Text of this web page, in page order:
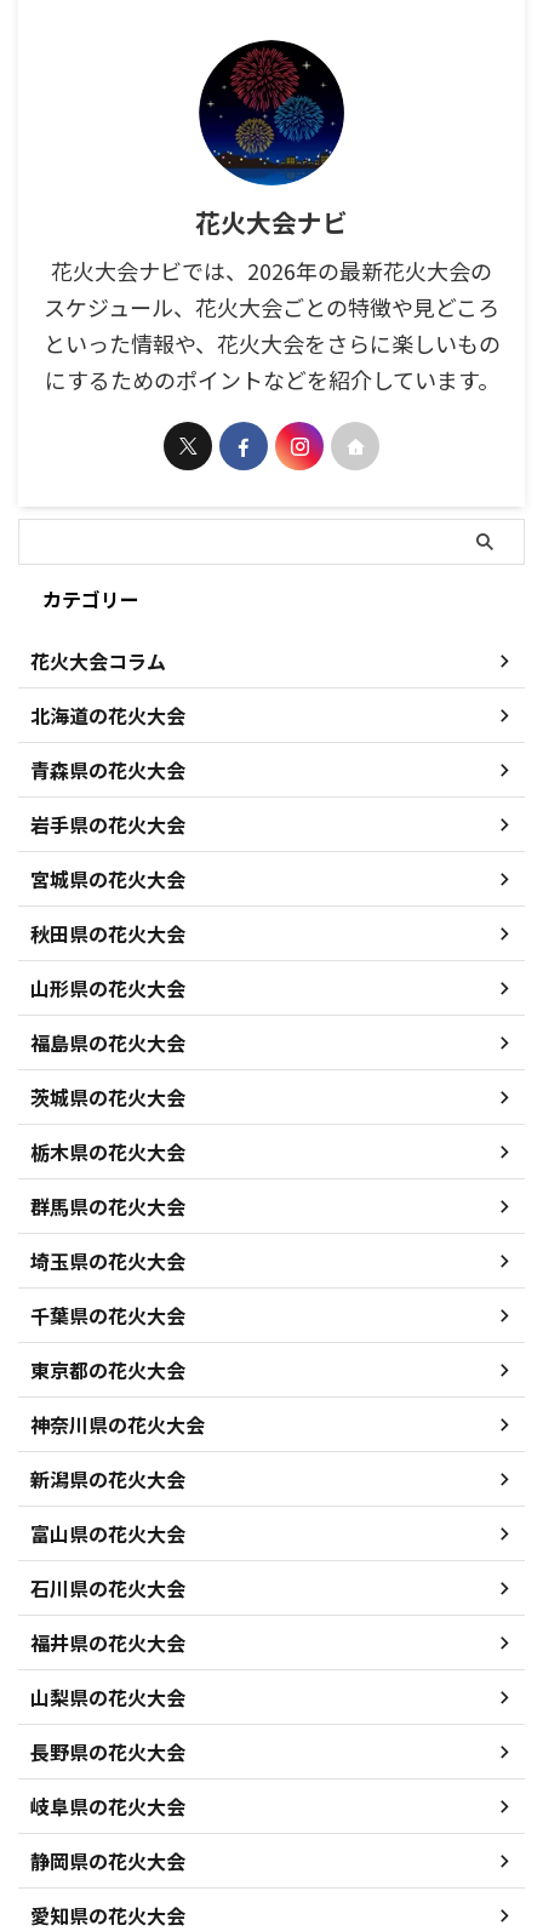
花火大会ナビ
花火大会ナビでは、2026年の最新花火大会の
スケジュール、花火大会ごとの特徴や見どころ
といった情報や、花火大会をさらに楽しいもの
にするためのポイントなどを紹介しています。
カテゴリー
花火大会コラム
北海道の花火大会
青森県の花火大会
岩手県の花火大会
宮城県の花火大会
秋田県の花火大会
山形県の花火大会
福島県の花火大会
茨城県の花火大会
栃木県の花火大会
群馬県の花火大会
埼玉県の花火大会
千葉県の花火大会
東京都の花火大会
神奈川県の花火大会
新潟県の花火大会
富山県の花火大会
石川県の花火大会
福井県の花火大会
山梨県の花火大会
長野県の花火大会
岐阜県の花火大会
静岡県の花火大会
愛知県の花火大会